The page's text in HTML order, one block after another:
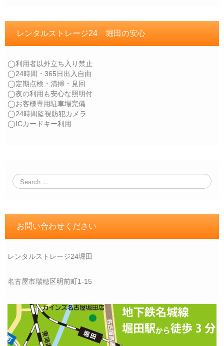
レンタルストレージ24 堀田の安心
◯利用者以外立ち入り禁止
◯24時間・365日出入自由
◯定期点検・清掃・見回
◯夜の利用も安心な照明付
◯お客様専用駐車場完備
◯24時間監視防犯カメラ
◯ICカードキー利用
お問い合わせください
レンタルストレージ24堀田
名古屋市瑞穂区明前町1-15